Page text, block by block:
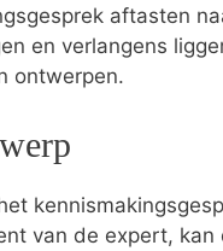
aftasten
en verlangens
ontwerpen.
van de expert, kan